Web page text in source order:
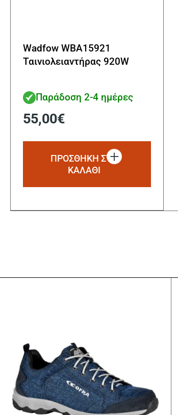
Wadfow WBA15921
Ταινιολειαντήρας 920W
Παράδοση 2-4 ημέρες
55,00€
ΠΡΟΣΘΗΚΗ ΣΤΟ
ΚΑΛΑΘΙ